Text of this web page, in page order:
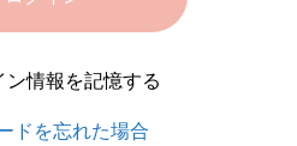
ン情報を記憶する
ドを忘れた場合